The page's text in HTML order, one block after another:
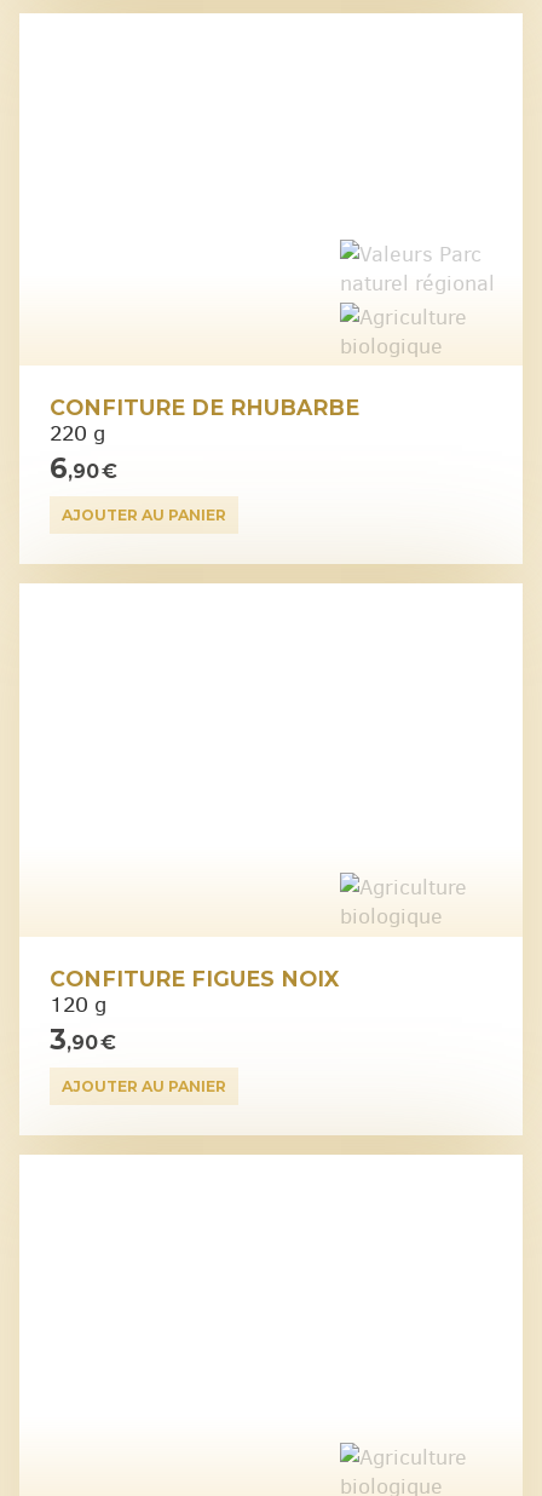
CONFITURE DE RHUBARBE
220 g
6,90 €
AJOUTER AU PANIER
CONFITURE FIGUES NOIX
120 g
3,90 €
AJOUTER AU PANIER